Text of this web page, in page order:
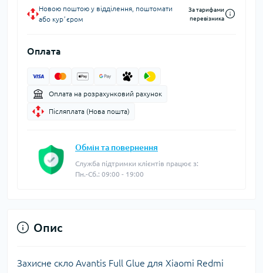
Новою поштою у відділення, поштомати
або курʼєром
За тарифами
перевізника
Оплата
Оплата на розрахунковий рахунок
Післяплата (Нова пошта)
Обмін та повернення
Служба підтримки клієнтів працює з:
Пн.-Сб.: 09:00 - 19:00
Опис
Захисне скло Avantis Full Glue для Xiaomi Redmi